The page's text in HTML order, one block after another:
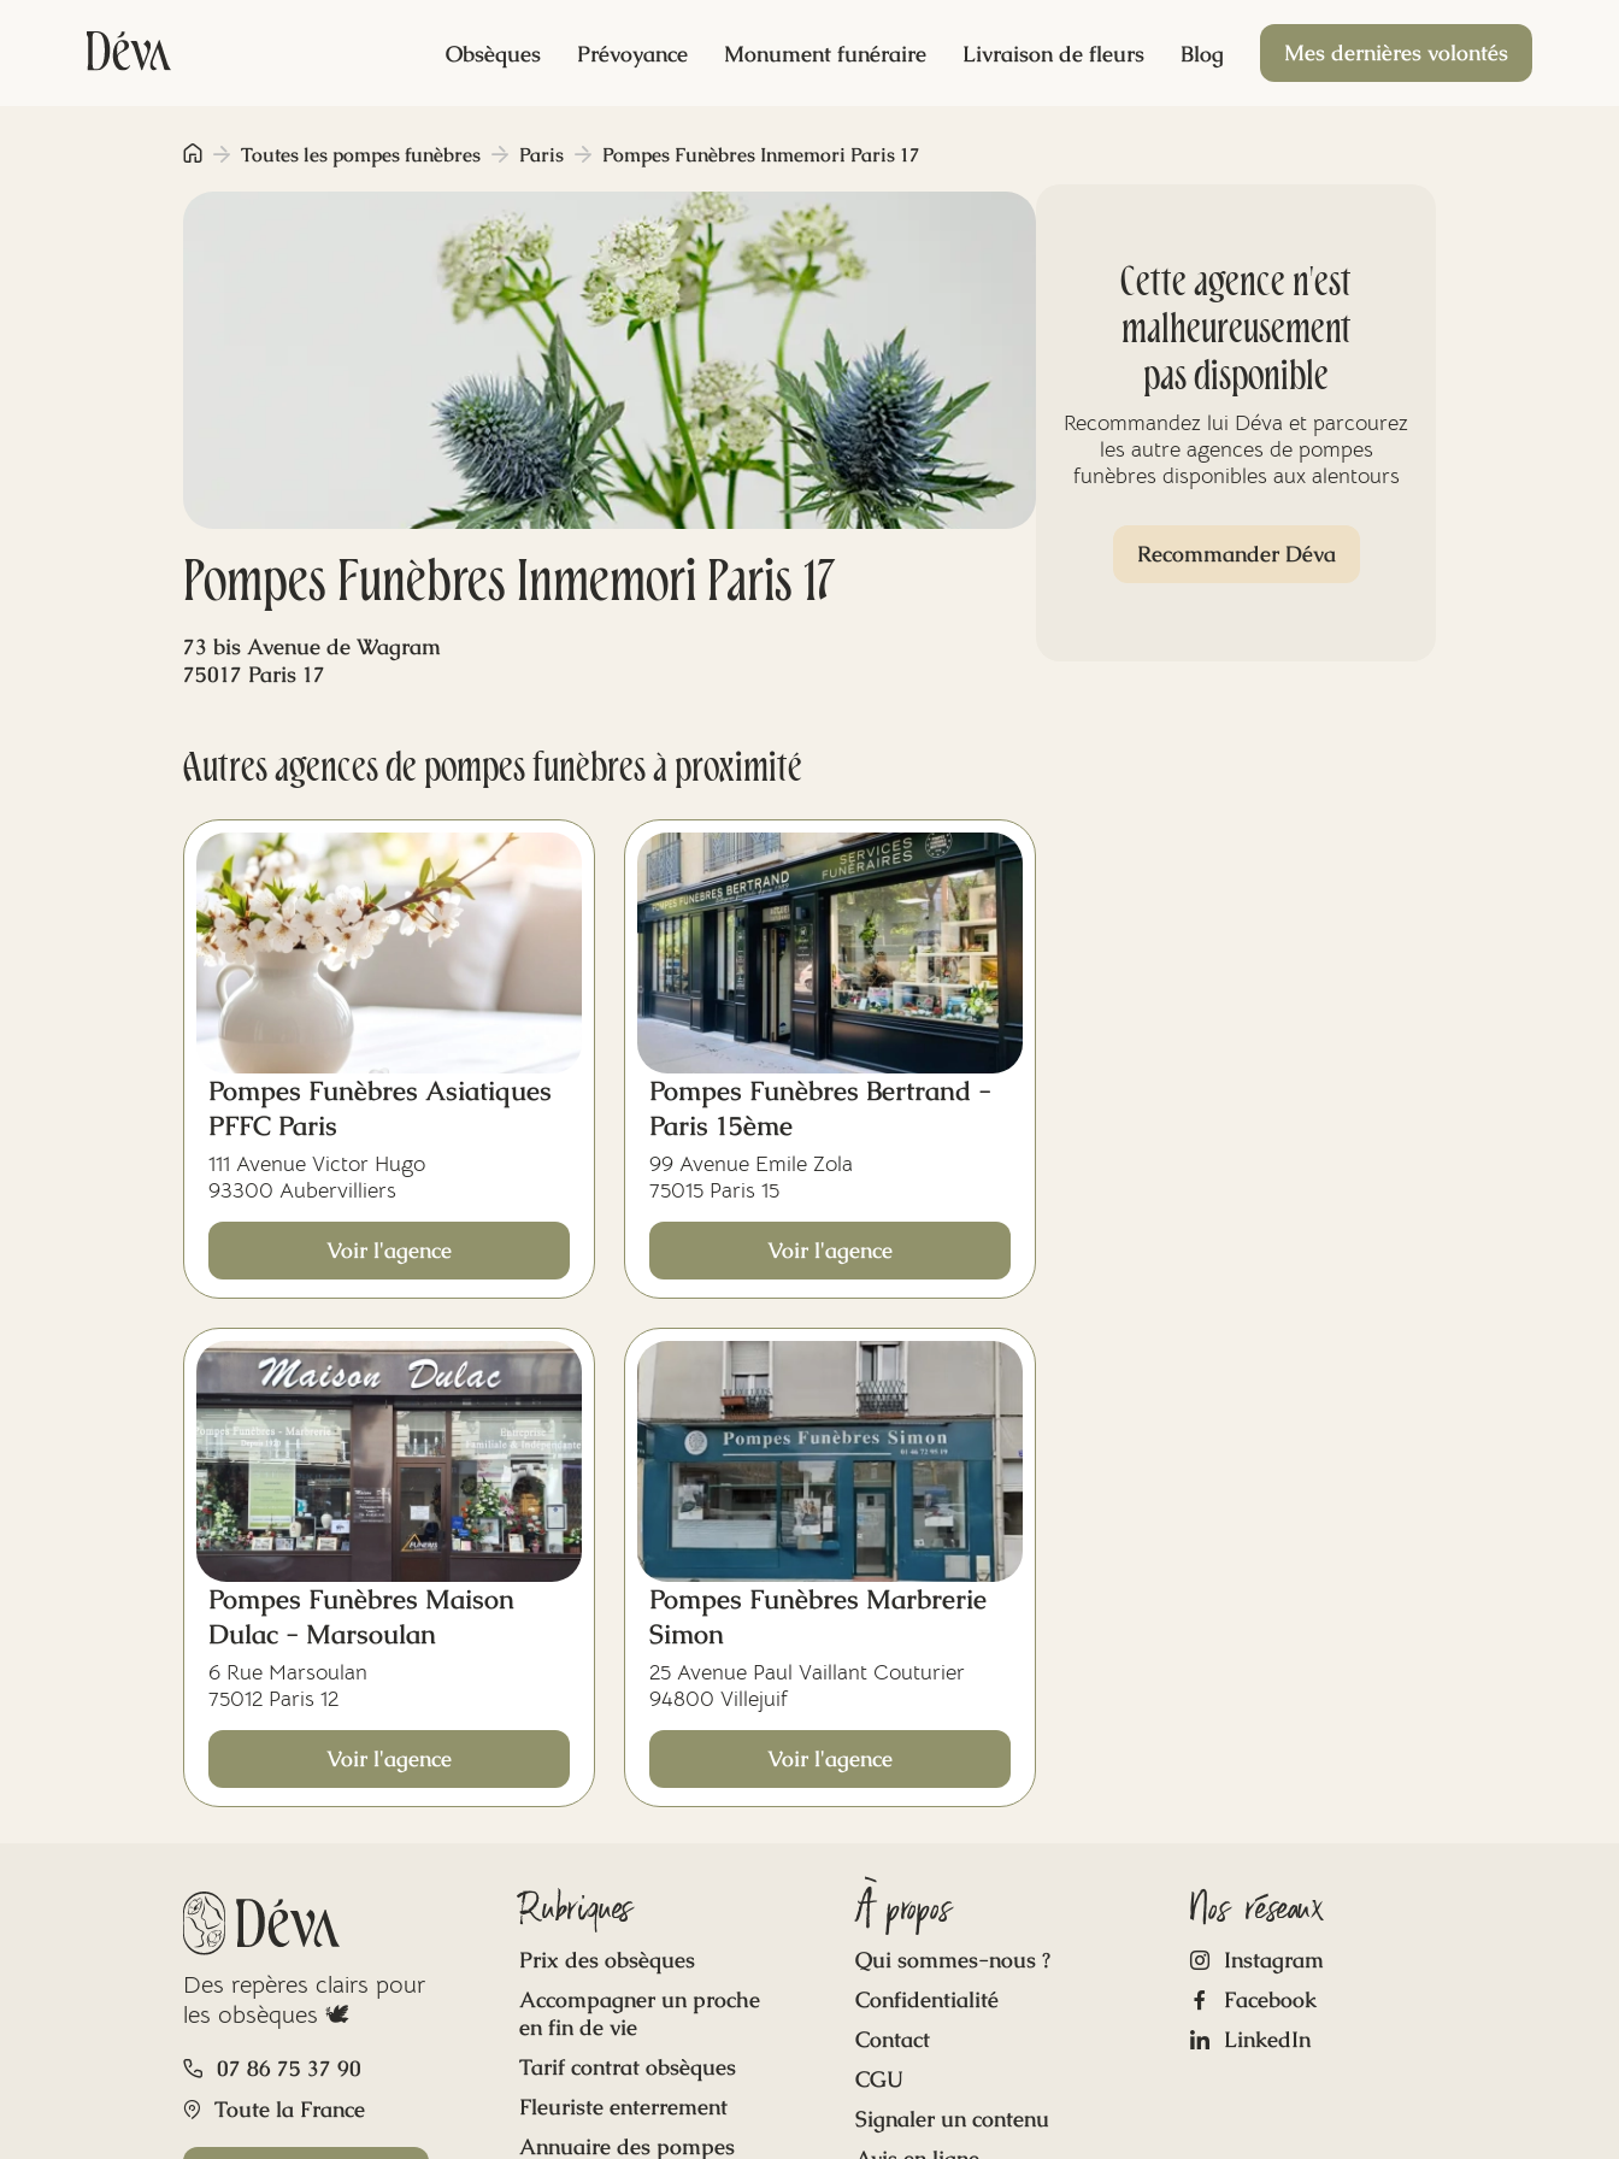
Obsèques Prévoyance Monument funéraire Livraison de fleurs Blog Mes dernières volontés
Pompes Funèbres Inmemori Paris 17
Toutes les pompes funèbres Paris Pompes Funèbres Inmemori Paris 17
73 bis Avenue de Wagram
75017 Paris 17
Autres agences de pompes funèbres à proximité
Pompes Funèbres Asiatiques
PFFC Paris
111 Avenue Victor Hugo
93300 Aubervilliers
Voir l'agence
Pompes Funèbres Bertrand -
Paris 15ème
99 Avenue Emile Zola
75015 Paris 15
Voir l'agence
Pompes Funèbres Maison
Dulac - Marsoulan
6 Rue Marsoulan
75012 Paris 12
Voir l'agence
Pompes Funèbres Marbrerie
Simon
25 Avenue Paul Vaillant Couturier
94800 Villejuif
Voir l'agence
Cette agence n'est
malheureusement
pas disponible
Recommandez lui Déva et parcourez
les autre agences de pompes
funèbres disponibles aux alentours
Recommander Déva
Des repères clairs pour
les obsèques 🕊️
07 86 75 37 90
Toute la France
Rubriques
Prix des obsèques
Accompagner un proche
en fin de vie
Tarif contrat obsèques
Fleuriste enterrement
Annuaire des pompes
À propos
Qui sommes-nous ?
Confidentialité
Contact
CGU
Signaler un contenu
Nos réseaux
Instagram
Facebook
LinkedIn